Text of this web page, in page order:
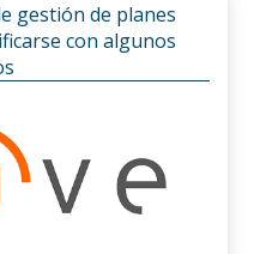
gestión de planes
con algunos